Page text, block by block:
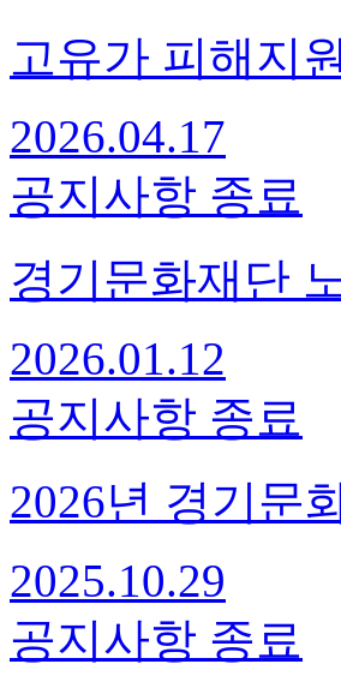
고유가 피해지
2026.04.17
공지사항 종료
경기문화재단
2026.01.12
공지사항 종료
2026년 경기문
2025.10.29
공지사항 종료